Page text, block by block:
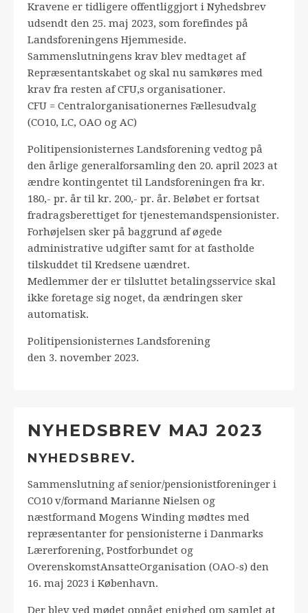
Kravene er tidligere offentliggjort i Nyhedsbrev
udsendt den 25. maj 2023, som forefindes på
Landsforeningens Hjemmeside.
Sammenslutningens krav blev medtaget af
Repræsentantskabet og skal nu samkøres med
krav fra resten af CFU,s organisationer.
CFU = Centralorganisationernes Fællesudvalg
(CO10, LC, OAO og AC)
Politipensionisternes Landsforening vedtog på
den årlige generalforsamling den 20. april 2023 at
ændre kontingentet til Landsforeningen fra kr.
180,- pr. år til kr. 200,- pr. år. Beløbet er fortsat
fradragsberettiget for tjenestemandspensionister.
Forhøjelsen sker på baggrund af øgede
administrative udgifter samt for at fastholde
tilskuddet til Kredsene uændret.
Medlemmer der er tilsluttet betalingsservice skal
ikke foretage sig noget, da ændringen sker
automatisk.
Politipensionisternes Landsforening
den 3. november 2023.
NYHEDSBREV MAJ 2023
NYHEDSBREV.
Sammenslutning af senior/pensionistforeninger i
CO10 v/formand Marianne Nielsen og
næstformand Mogens Winding mødtes med
repræsentanter for pensionisterne i Danmarks
Lærerforening, Postforbundet og
OverenskomstAnsatteOrganisation (OAO-s) den
16. maj 2023 i København.
Der blev ved mødet opnået enighed om samlet at